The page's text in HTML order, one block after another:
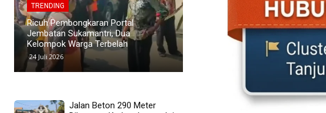
TRENDING
PWI Pusat Sesalkan Pernyataan
Hotman Paris yang Dinilai
Merendahkan Profesi Wartawan
19 Juli 2026
Polemik Siswa Tidak Naik Kelas di
SMAN 1 Blanakan Memanas, Wali
Murid Tuding Sekolah Tidak
Transparan
Jalan Beton 290 Meter